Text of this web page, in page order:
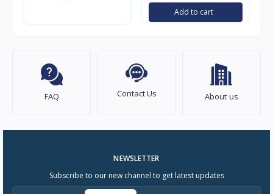
Add to cart
About us
Contact Us
FAQ
NEWSLETTER
Subscribe to our new channel to get latest updates